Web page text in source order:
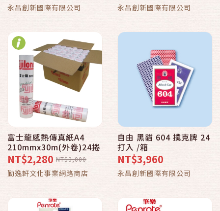
永昌創新國際有限公司 永昌創新國際有限公司
富士龍感熱傳真紙A4
210mmx30m(外卷)24捲
NT$2,280 NT$3,000
勤逸軒文化事業網路商店
自由 黑貓 604 撲克牌 24
打入 /箱
NT$3,960
永昌創新國際有限公司